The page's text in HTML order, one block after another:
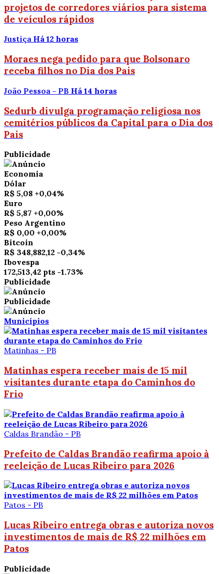
projetos de corredores viários para sistema
de veículos rápidos
Justiça Há 12 horas
Moraes nega pedido para que Bolsonaro
receba filhos no Dia dos Pais
João Pessoa - PB Há 14 horas
Sedurb divulga programação religiosa nos
cemitérios públicos da Capital para o Dia dos
Pais
Publicidade
Economia
Dólar
R$ 5,08 +0,04%
Euro
R$ 5,87 +0,00%
Peso Argentino
R$ 0,00 +0,00%
Bitcoin
R$ 348,882,12 -0,34%
Ibovespa
172,513,42 pts -1.73%
Publicidade
Publicidade
Municípios
Matinhas - PB
Matinhas espera receber mais de 15 mil
visitantes durante etapa do Caminhos do
Frio
Caldas Brandão - PB
Prefeito de Caldas Brandão reafirma apoio à
reeleição de Lucas Ribeiro para 2026
Patos - PB
Lucas Ribeiro entrega obras e autoriza novos
investimentos de mais de R$ 22 milhões em
Patos
Publicidade